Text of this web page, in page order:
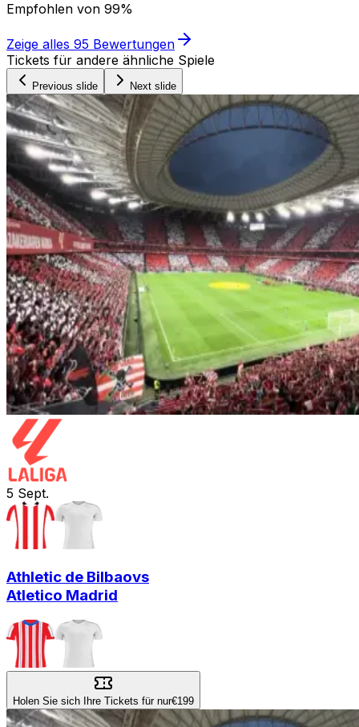
Empfohlen von 99%
Zeige alles 95 Bewertungen
Tickets für andere ähnliche Spiele
Previous slide Next slide
5 Sept.
Athletic de Bilbaovs
Atletico Madrid
Holen Sie sich Ihre Tickets für nur€199